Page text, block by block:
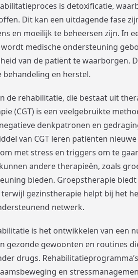
is detoxificatie,
Dit kan een uitdagende fase
en moeilijk te beheersen zijn. In
medische ondersteuning
van de patiënt te waarborgen.
en herstel.
de rehabilitatie, die bestaat uit
(CGT) is een veelgebruikte
denkpatronen en
van CGT leren patiënten nieuwe
met stress en triggers om te
andere therapieën, zoals
bieden. Groepstherapie biedt
gezinstherapie helpt bij het
netwerk.
is het ontwikkelen van een
gezonde gewoonten en routines
drugs.
en